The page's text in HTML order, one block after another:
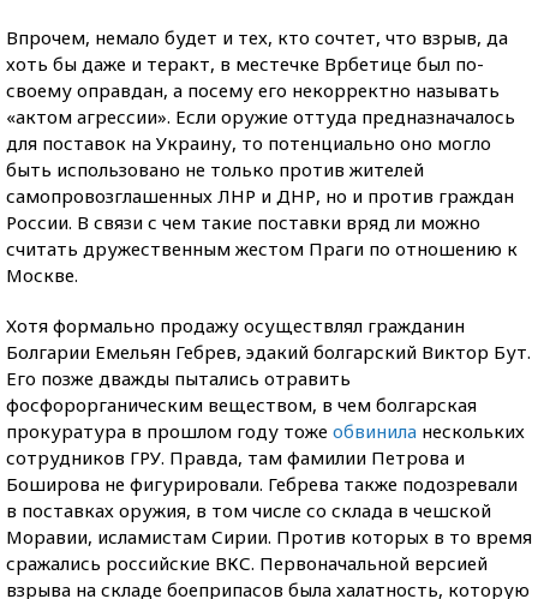
Впрочем, немало будет и тех, кто сочтет, что взрыв, да
хоть бы даже и теракт, в местечке Врбетице был по-
своему оправдан, а посему его некорректно называть
«актом агрессии». Если оружие оттуда предназначалось
для поставок на Украину, то потенциально оно могло
быть использовано не только против жителей
самопровозглашенных ЛНР и ДНР, но и против граждан
России. В связи с чем такие поставки вряд ли можно
считать дружественным жестом Праги по отношению к
Москве.
Хотя формально продажу осуществлял гражданин
Болгарии Емельян Гебрев, эдакий болгарский Виктор Бут.
Его позже дважды пытались отравить
фосфорорганическим веществом, в чем болгарская
прокуратура в прошлом году тоже обвинила нескольких
сотрудников ГРУ. Правда, там фамилии Петрова и
Боширова не фигурировали. Гебрева также подозревали
в поставках оружия, в том числе со склада в чешской
Моравии, исламистам Сирии. Против которых в то время
сражались российские ВКС. Первоначальной версией
взрыва на складе боеприпасов была халатность, которую